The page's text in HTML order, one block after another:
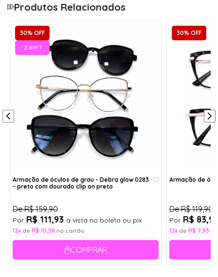
1 - Caixinha porta óculos em acrílico com forro;
*Cores dos itens aleatórias.
Veja mais armações pequenas de óculos disponíveis
na
Menina Flor.
Clássica, versátil e fácil de combinar, essa armação
de óculos de grau preta é daquelas escolhas
Altura:
Largura:
13,6 cm
Ponte:
2 cm
Haste:
14,5 cm
Aro:
49
Largura da Armação
13,6 cm
Haste
Produtos Relacionados
30% OFF
2 em 1
Armação de óculos de grau - Debra glow 0283
- preto com dourado clip on preto
DeR$ 159,90
Por R$ 111,93 à vista no boleto ou pix
12x de R$ 10,58 no cartão
COMPRAR
30% OFF
Armação de
DeR$ 119,90
Por R$
12x de R$ 7,93